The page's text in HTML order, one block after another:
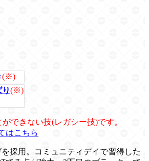
(※)
(※)
できない技(レガシー技)です。
はこちら
採用。コミュニティデイで習得した